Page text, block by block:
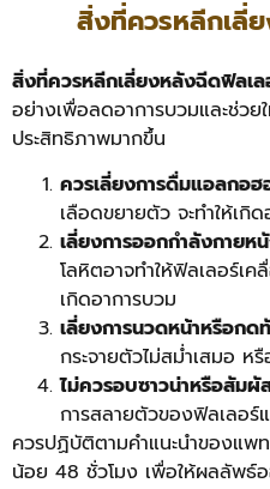
สิ่งที่ควรหลีกเลี่
สิ่งที่ควรหลีกเลี่ยงหลังฉีดฟิลเล
อย่างเพื่อลดอาการบวมและช่วย
ประสิทธิภาพมากขึ้น
ควรเลี่ยงการดื่มแอลกอฮ
เลือดขยายตัว จะทำให้เกิ
เลี่ยงการออกกำลังกายห
โลหิตอาจทำให้ฟิลเลอร์เ
เกิดอาการบวม
เลี่ยงการนวดหน้าหรือก
กระจายตัวไม่สม่ำเสมอ ห
ไม่ควรอบซาวน่าหรือสัมผั
การสลายตัวของฟิลเลอร์
ควรปฏิบัติตามคำแนะนำของแพ
น้อย 48 ชั่วโมง เพื่อให้ผลลัพธ์